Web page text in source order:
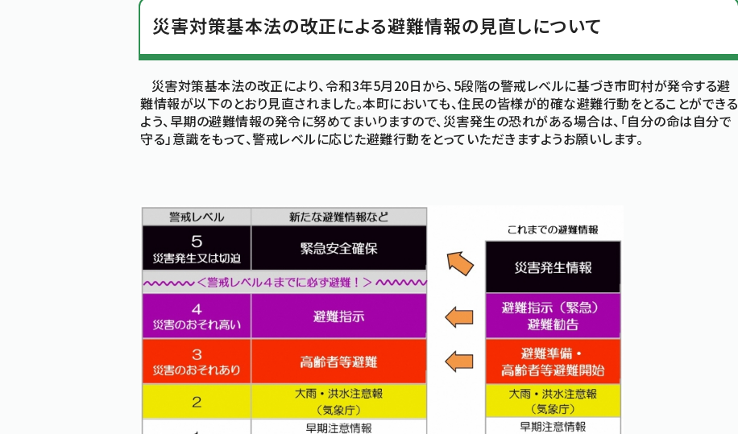
災害対策基本法の改正による避難情報の見直しについて
災害対策基本法の改正により、令和3年5月20日から、5段階の警戒レベルに基づき市町村が発令する避
難情報が以下のとおり見直されました。本町においても、住民の皆様が的確な避難行動をとることができる
よう、早期の避難情報の発令に努めてまいりますので、災害発生の恐れがある場合は、「自分の命は自分で
守る」意識をもって、警戒レベルに応じた避難行動をとっていただきますようお願いします。